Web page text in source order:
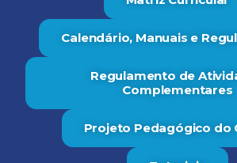
Calendário, Manuais e
Regulamento de
Complementares
Projeto Pedagógico do